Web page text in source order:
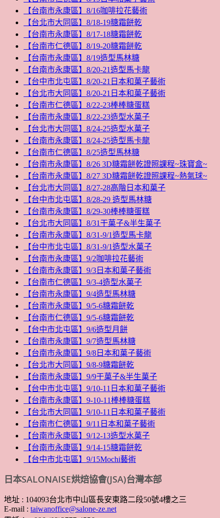
【台南市永康區】8/16咖啡拉花藝術
【台北市大同區】8/18-19糖霜餅乾
【台南市永康區】8/17-18糖霜餅乾
【台南市仁德區】8/19-20糖霜餅乾
【台南市永康區】8/19造型馬林糖
【台南市永康區】8/20-21造型馬卡龍
【台中市北屯區】8/20-21日本和菓子藝術
【台北市大同區】8/20-21日本和菓子藝術
【台南市仁德區】8/22-23棒棒糖蛋糕
【台南市永康區】8/22-23造型水菓子
【台北市大同區】8/24-25造型水菓子
【台南市永康區】8/24-25造型馬卡龍
【台南市仁德區】8/25造型馬林糖
【台南市永康區】8/26 3D糖霜餅乾證照課程~珠寶盒~
【台南市永康區】8/27 3D糖霜餅乾證照課程~熱氣球~
【台北市大同區】8/27-28高階日本和菓子
【台中市北屯區】8/28-29 造型馬林糖
【台南市永康區】8/29-30棒棒糖蛋糕
【台北市大同區】8/31干菓子&半生菓子
【台南市永康區】8/31-9/1造型馬卡龍
【台中市北屯區】8/31-9/1造型水菓子
【台南市永康區】9/2咖啡拉花藝術
【台南市永康區】9/3日本和菓子藝術
【台南市仁德區】9/3-4造型水菓子
【台南市永康區】9/4造型馬林糖
【台南市永康區】9/5-6糖霜餅乾
【台南市仁德區】9/5-6糖霜餅乾
【台中市北屯區】9/6造型月餅
【台南市永康區】9/7造型馬林糖
【台南市永康區】9/8日本和菓子藝術
【台北市大同區】9/8-9糖霜餅乾
【台南市永康區】9/9干菓子&半生菓子
【台中市北屯區】9/10-11日本和菓子藝術
【台南市永康區】9-10-11棒棒糖蛋糕
【台北市大同區】9/10-11日本和菓子藝術
【台南市仁德區】9/11日本和菓子藝術
【台南市永康區】9/12-13造型水菓子
【台南市永康區】9/14-15糖霜餅乾
【台中市北屯區】9/15Mochi藝術
日本SALONAISE烘焙協會(JSA)台灣本部
地址 : 104093台北市中山區長安東路二段50號4樓之三
E-mail : taiwanoffice@salone-ze.net